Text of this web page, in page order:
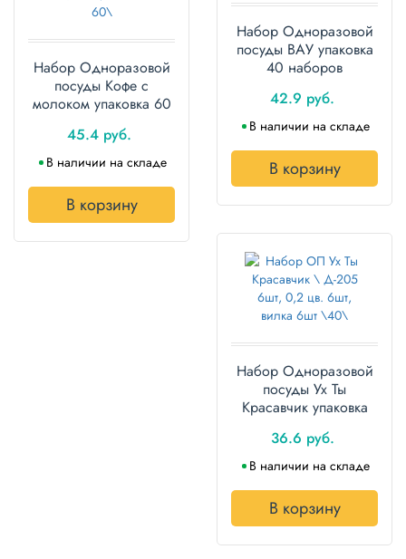
Набор Одноразовой
посуды Кофе с
молоком упаковка 60
45.4 руб.
В наличии на складе
В корзину
Набор Одноразовой
посуды ВАУ упаковка
40 наборов
42.9 руб.
В наличии на складе
В корзину
Набор Одноразовой
посуды Ух Ты
Красавчик упаковка
36.6 руб.
В наличии на складе
В корзину